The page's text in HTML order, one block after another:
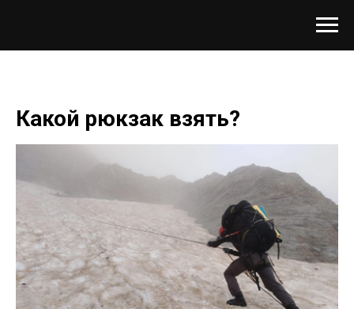
Какой рюкзак взять?